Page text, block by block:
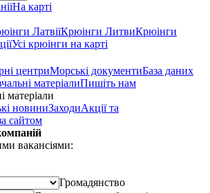
На карті
ЛатвіїКрюінги ЛитвиКрюінги
Усі крюінги на карті
центриМорські документиБаза даних
матеріалиПишіть нам
матеріали
новиниЗаходиАкції та
сайтом
вакансіями:
Громадянство